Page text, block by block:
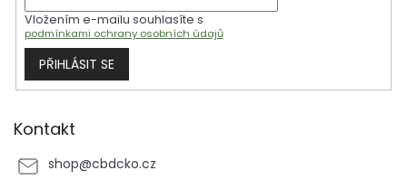
Vložením e-mailu souhlasíte s
podmínkami ochrany osobních údajů
PŘIHLÁSIT SE
Kontakt
shop@cbdcko.cz